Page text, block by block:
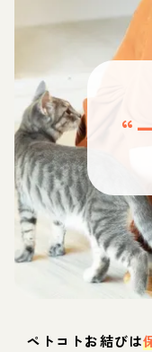
“
ペトコトお結びは